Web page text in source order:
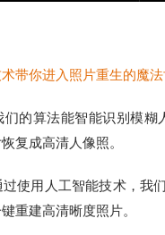
带你进入照片重生的魔
们的算法能智能识别模
复成高清人像照。
过使用人工智能技术，
重建高清晰度照片。